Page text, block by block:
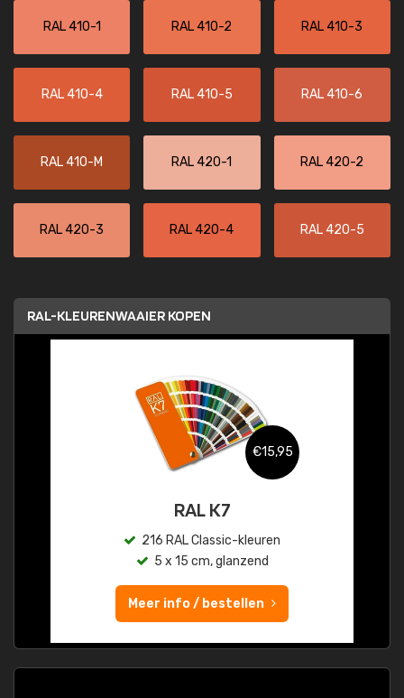
RAL 410-1 RAL 410-2 RAL 410-3
RAL 410-4 RAL 410-5 RAL 410-6
RAL 410-M RAL 420-1 RAL 420-2
RAL 420-3 RAL 420-4 RAL 420-5
RAL-KLEURENWAAIER KOPEN
€15,95
RAL K7
216 RAL Classic-kleuren
5 x 15 cm, glanzend
Meer info / bestellen